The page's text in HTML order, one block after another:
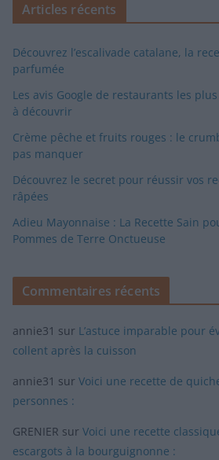
Articles récents
Découvrez l’escalivade catalane, la
parfumée
Les avis Google de restaurants les
à découvrir
Crème pêche et fruits rouges : le
pas manquer
Découvrez le secret pour réussir vos
râpées
Adieu Mayonnaise : La Recette Sain
Pommes de Terre Onctueuse
Commentaires récents
annie31 sur L’astuce imparable pour
collent après la cuisson
annie31 sur Voici une recette de
personnes :
GRENIER sur Voici une recette
escargots à la bourguignonne :